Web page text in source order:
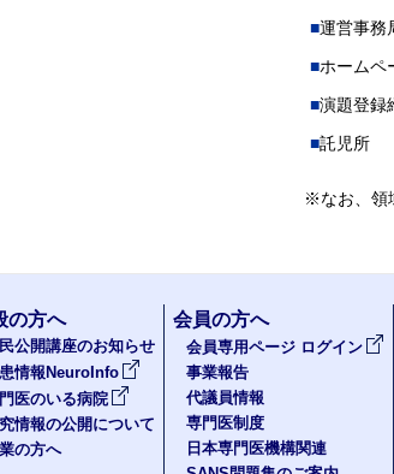
運営事務
ホームペ
演題登録
託児所
※なお、領
の方へ
公開講座のお知らせ
情報NeuroInfo
医のいる病院
情報の公開について
の方へ
会員の方へ
会員専用ページ ログイン
事業報告
代議員情報
専門医制度
日本専門医機構関連